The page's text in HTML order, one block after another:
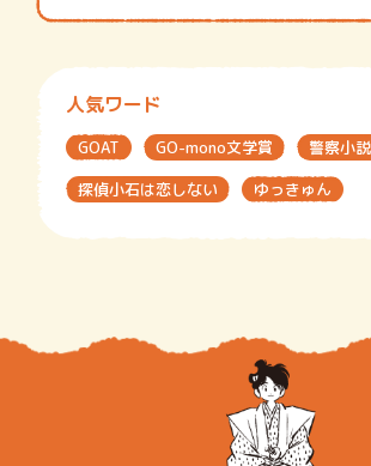
人気ワード
GOAT GO-mono文学賞
警察小
探偵小石は恋しない
ゆっきゅん